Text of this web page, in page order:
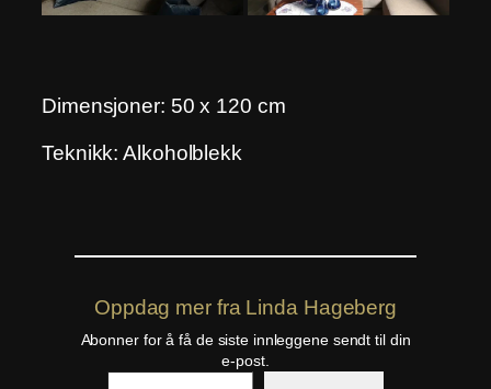
Dimensjoner: 50 x 120 cm
Teknikk: Alkoholblekk
Oppdag mer fra Linda Hageberg
Abonner for å få de siste innleggene sendt til din
e-post.
Skriv din e-post…